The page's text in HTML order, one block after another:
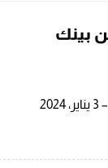
– 3 يناير، 2024